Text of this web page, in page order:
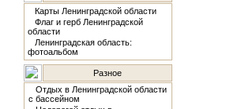
Карты Ленинградской области
Флаг и герб Ленинградской
области
Ленинградская область:
фотоальбом
Разное
Отдых в Ленинградской области
с бассейном